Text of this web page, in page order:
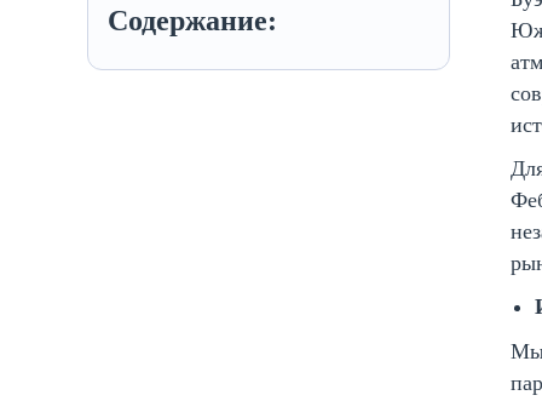
Содержание:
Мы